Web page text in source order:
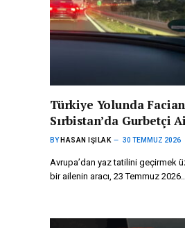
Türkiye Yolunda
Sırbistan’da Gurbetçi
BY HASAN IŞILAK 30 TEMMUZ 2026
Avrupa’dan yaz tatilini geçirmek
bir ailenin aracı, 23 Temmuz 2026…